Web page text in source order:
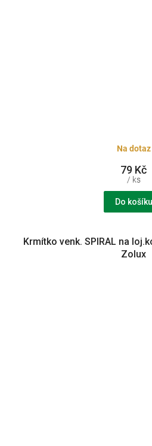
Na dotaz
79 Kč
/ ks
Do košíku
Krmítko venk. SPIRAL na
Zolux